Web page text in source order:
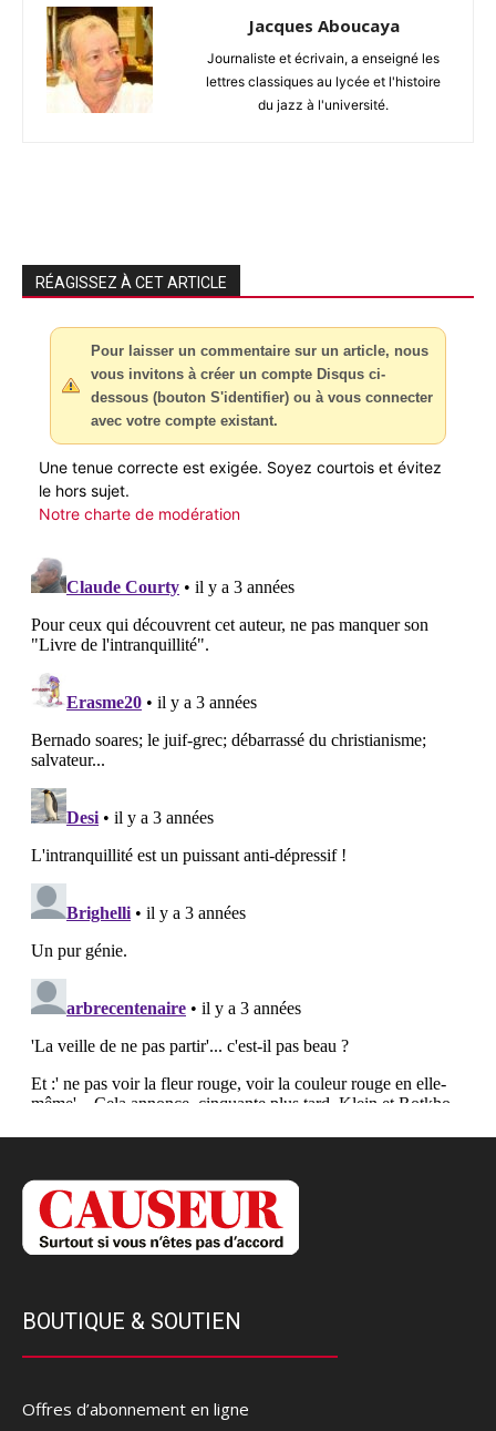
Jacques Aboucaya
Journaliste et écrivain, a enseigné les
lettres classiques au lycée et l'histoire
du jazz à l'université.
RÉAGISSEZ À CET ARTICLE
Pour laisser un commentaire sur un article, nous
vous invitons à créer un compte Disqus ci-
dessous (bouton S'identifier) ou à vous connecter
avec votre compte existant.
Une tenue correcte est exigée. Soyez courtois et évitez
le hors sujet.
Notre charte de modération
BOUTIQUE & SOUTIEN
Offres d’abonnement en ligne